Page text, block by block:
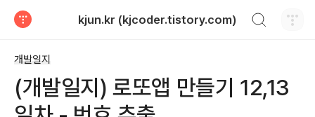
kjun.kr (kjcoder.tistory.com)
개발일지
(개발일지) 로또앱 만들기 12,13